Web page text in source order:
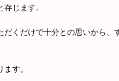
じます。
くだけで十分との思いから
す。